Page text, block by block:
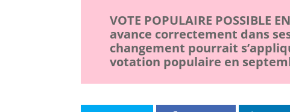
VOTE POPULAIRE POSSIBLE
avance correctement dans
changement pourrait
votation populaire en